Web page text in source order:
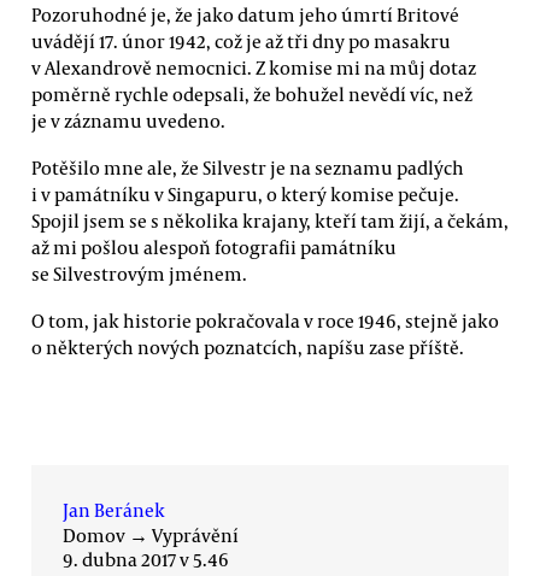
Pozoruhodné je, že jako datum jeho úmrtí Britové
uvádějí 17. únor 1942, což je až tři dny po masakru
v Alexandrově nemocnici. Z komise mi na můj dotaz
poměrně rychle odepsali, že bohužel nevědí víc, než
je v záznamu uvedeno.
Potěšilo mne ale, že Silvestr je na seznamu padlých
i v památníku v Singapuru, o který komise pečuje.
Spojil jsem se s několika krajany, kteří tam žijí, a čekám,
až mi pošlou alespoň fotografii památníku
se Silvestrovým jménem.
O tom, jak historie pokračovala v roce 1946, stejně jako
o některých nových poznatcích, napíšu zase příště.
Jan Beránek
Domov → Vyprávění
9. dubna 2017 v 5.46